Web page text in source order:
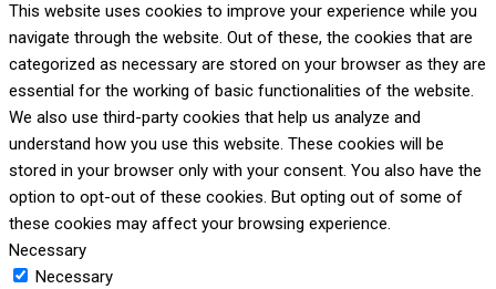
This website uses cookies to improve your experience while you
navigate through the website. Out of these, the cookies that are
categorized as necessary are stored on your browser as they are
essential for the working of basic functionalities of the website.
We also use third-party cookies that help us analyze and
understand how you use this website. These cookies will be
stored in your browser only with your consent. You also have the
option to opt-out of these cookies. But opting out of some of
these cookies may affect your browsing experience.
Necessary
Necessary